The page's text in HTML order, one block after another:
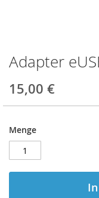
Adapter
15,00 €
Menge
Zum
Anfang
der
Bildgalerie
springen